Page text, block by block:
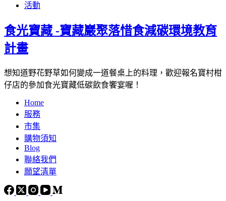
活動
食光寶藏 -寶藏巖聚落惜食減碳環境教育
計畫
想知道野花野草如何變成一道餐桌上的料理，歡迎報名寶村柑
仔店的參加食光寶藏低碳飲食饗宴喔！​
Home
服務
市集
購物須知
Blog
聯絡我們
願望清單